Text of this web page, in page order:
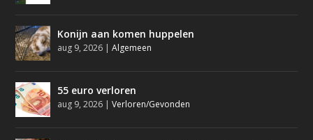
Konijn aan komen huppelen
aug 9, 2026 |Algemeen
55 euro verloren
aug 9, 2026 |Verloren/Gevonden